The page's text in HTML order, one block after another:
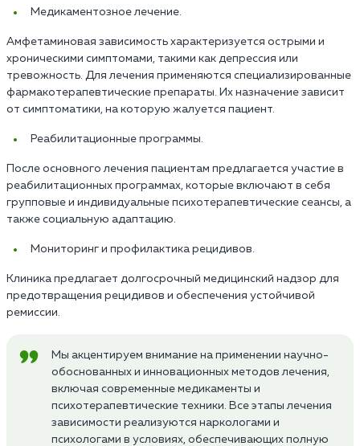
Медикаментозное лечение.
Амфетаминовая зависимость характеризуется острыми и
хроническими симптомами, такими как депрессия или
тревожность. Для лечения применяются специализированные
фармакотерапевтические препараты. Их назначение зависит
от симптоматики, на которую жалуется пациент.
Реабилитационные программы.
После основного лечения пациентам предлагается участие в
реабилитационных программах, которые включают в себя
групповые и индивидуальные психотерапевтические сеансы, а
также социальную адаптацию.
Мониторинг и профилактика рецидивов.
Клиника предлагает долгосрочный медицинский надзор для
предотвращения рецидивов и обеспечения устойчивой
ремиссии.
Мы акцентируем внимание на применении научно-
обоснованных и инновационных методов лечения,
включая современные медикаменты и
психотерапевтические техники. Все этапы лечения
зависимости реализуются наркологами и
психологами в условиях, обеспечивающих полную